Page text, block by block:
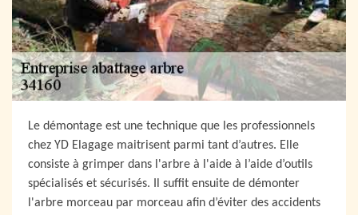
Le démontage est une technique que les professionnels
chez YD Elagage maitrisent parmi tant d’autres. Elle
consiste à grimper dans l'arbre à l'aide à l’aide d’outils
spécialisés et sécurisés. Il suffit ensuite de démonter
l'arbre morceau par morceau afin d’éviter des accidents